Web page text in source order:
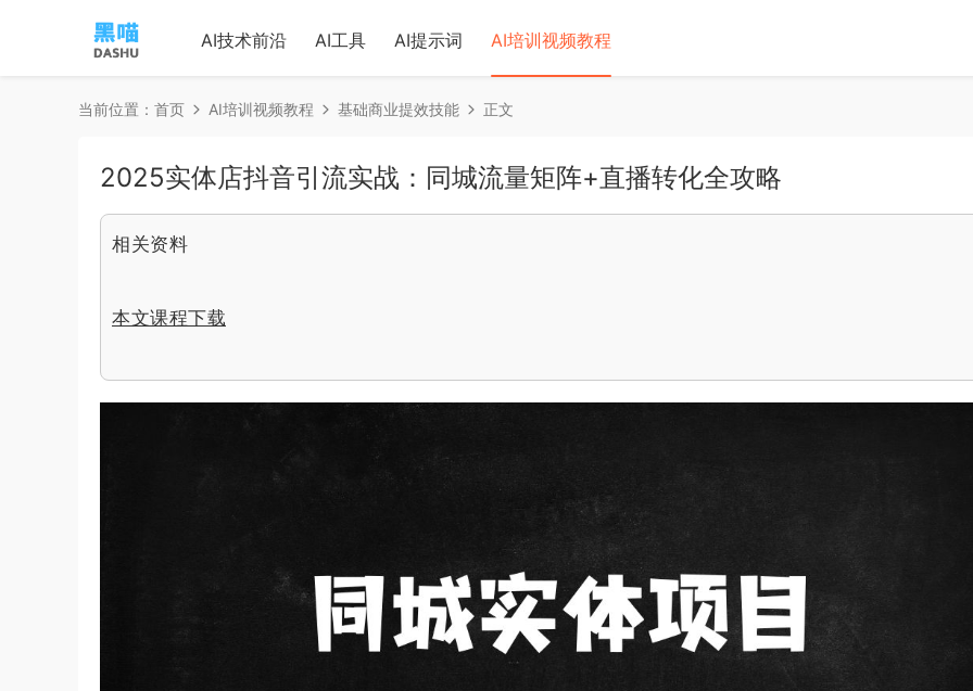
AI技术前沿 AI工具 AI提示词 AI培训视频教程
当前位置： 首页 AI培训视频教程 基础商业提效技能 正文
2025实体店抖音引流实战：同城流量矩阵+直播转化全攻略
相关资料
本文课程下载